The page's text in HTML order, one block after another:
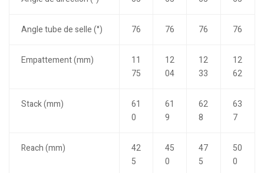
Angle tube de selle (°) 76 76 76 76
Empattement (mm)
11
75
12
04
12
33
12
62
Stack (mm)
61
0
61
9
62
8
63
7
Reach (mm)
42
5
45
0
47
5
50
0